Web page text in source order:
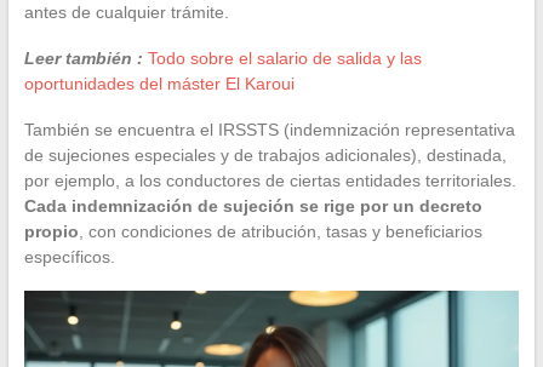
antes de cualquier trámite.
Leer también : Todo sobre el salario de salida y las
oportunidades del máster El Karoui
También se encuentra el IRSSTS (indemnización representativa
de sujeciones especiales y de trabajos adicionales), destinada,
por ejemplo, a los conductores de ciertas entidades territoriales.
Cada indemnización de sujeción se rige por un decreto
propio , con condiciones de atribución, tasas y beneficiarios
específicos.